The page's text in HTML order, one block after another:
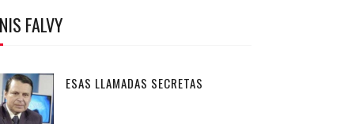
FALVY
ESAS LLAMADAS SECRETAS